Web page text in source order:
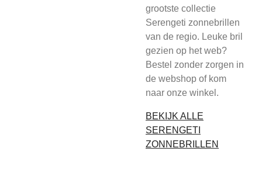
grootste collectie
Serengeti zonnebrillen
van de regio. Leuke bril
gezien op het web?
Bestel zonder zorgen in
de webshop of kom
naar onze winkel.
BEKIJK ALLE
SERENGETI
ZONNEBRILLEN